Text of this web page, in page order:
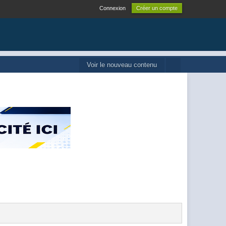
Connexion Créer un compte
Voir le nouveau contenu